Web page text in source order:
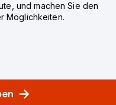
und machen Sie den
Möglichkeiten.